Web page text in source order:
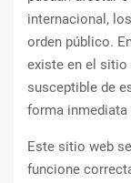
internacional,
orden público.
existe en el sitio
susceptible de
forma
Este sitio web
funcione